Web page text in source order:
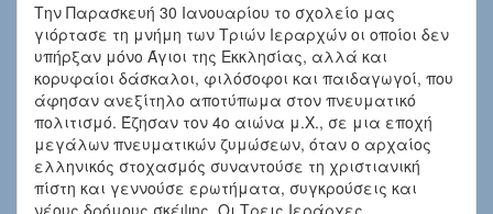
Την Παρασκευή 30 Ιανουαρίου το σχολείο μας
γιόρτασε τη μνήμη των Τριών Ιεραρχών οι οποίοι δεν
υπήρξαν μόνο Άγιοι της Εκκλησίας, αλλά και
κορυφαίοι δάσκαλοι, φιλόσοφοι και παιδαγωγοί, που
άφησαν ανεξίτηλο αποτύπωμα στον πνευματικό
πολιτισμό. Έζησαν τον 4ο αιώνα μ.Χ., σε μια εποχή
μεγάλων πνευματικών ζυμώσεων, όταν ο αρχαίος
ελληνικός στοχασμός συναντούσε τη χριστιανική
πίστη και γεννούσε ερωτήματα, συγκρούσεις και